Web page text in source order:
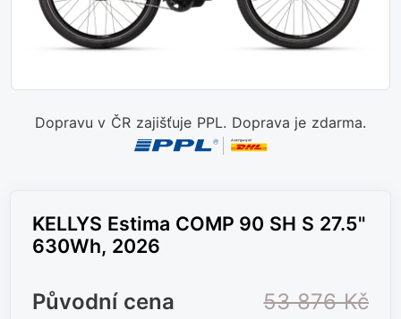
Dopravu v ČR zajišťuje PPL. Doprava je zdarma.
KELLYS Estima COMP 90 SH S 27.5"
630Wh, 2026
Původní cena
53 876 Kč